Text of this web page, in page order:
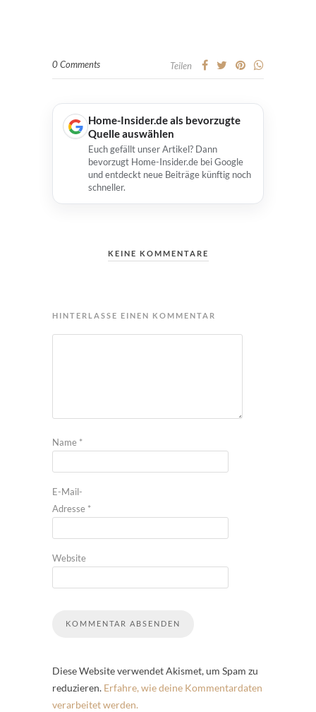
0 Comments Teilen
Home-Insider.de als bevorzugte
Quelle auswählen
Euch gefällt unser Artikel? Dann
bevorzugt Home-Insider.de bei Google
und entdeckt neue Beiträge künftig noch
schneller.
KEINE KOMMENTARE
HINTERLASSE EINEN KOMMENTAR
Name *
E-Mail-
Adresse *
Website
Diese Website verwendet Akismet, um Spam zu
reduzieren. Erfahre, wie deine Kommentardaten
verarbeitet werden.